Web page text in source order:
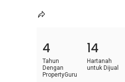
4
Tahun
Dengan
PropertyGuru
14
Hartanah
untuk Dijual